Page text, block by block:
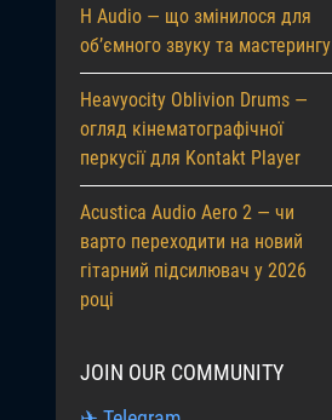
H Audio — що змінилося для
об’ємного звуку та мастерингу
Heavyocity Oblivion Drums —
огляд кінематографічної
перкусії для Kontakt Player
Acustica Audio Aero 2 — чи
варто переходити на новий
гітарний підсилювач у 2026
році
JOIN OUR COMMUNITY